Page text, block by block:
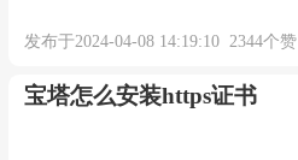
发布于2024-04-08 14:19:10 2344个赞
宝塔怎么安装https证书